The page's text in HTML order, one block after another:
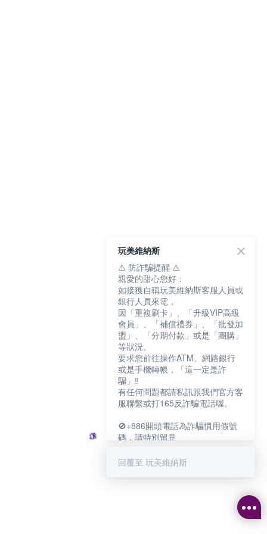
玩美維納斯
⚠️ 防詐騙提醒 ⚠️
親愛的甜心您好：
如接獲自稱玩美維納斯客服人員或
銀行人員來電，
因「重複刷卡」、「升級VIP高級
會員」、「補償禮券」、「批發加
盟」、「分期付款」或是「團購」
等狀況。
要求您前往操作ATM、網路銀行
或是手機轉帳，「這一定是詐
騙」‼️
有任何問題都請私訊跟我們官方客
服聯繫或打165反詐騙電話喔。
🚫+886開頭電話為詐騙慣用假號
碼，請特別留意
如何聯繫玩美維納斯客服?
可點擊下方對話框 "回覆 玩美維納
回覆至 玩美維納斯